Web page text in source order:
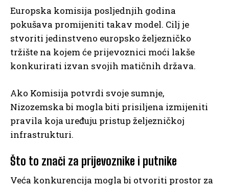
Europska komisija posljednjih godina
pokušava promijeniti takav model. Cilj je
stvoriti jedinstveno europsko željezničko
tržište na kojem će prijevoznici moći lakše
konkurirati izvan svojih matičnih država.
Ako Komisija potvrdi svoje sumnje,
Nizozemska bi mogla biti prisiljena izmijeniti
pravila koja uređuju pristup željezničkoj
infrastrukturi.
Što to znači za prijevoznike i putnike
Veća konkurencija mogla bi otvoriti prostor za